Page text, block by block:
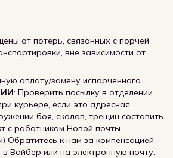
от потерь, связанных с порчей
вне зависимости от
оплату/замену испорченного
: Проверить посылку в отделении
курьере, если это адресная
боя, сколов, трещин составить
с работником Новой почты
Обратитесь к нам за компенсацией,
Вайбер или на электронную почту.